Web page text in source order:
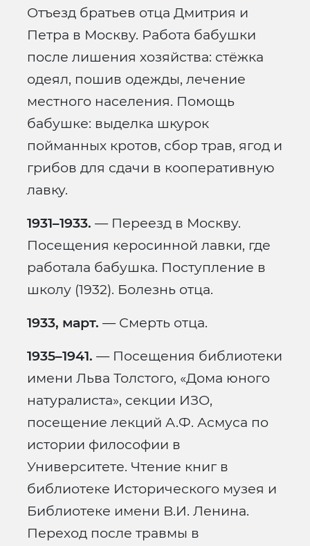
Отъезд братьев отца Дмитрия и
Петра в Москву. Работа бабушки
после лишения хозяйства: стёжка
одеял, пошив одежды, лечение
местного населения. Помощь
бабушке: выделка шкурок
пойманных кротов, сбор трав, ягод и
грибов для сдачи в кооперативную
лавку.
1931–1933. — Переезд в Москву.
Посещения керосинной лавки, где
работала бабушка. Поступление в
школу (1932). Болезнь отца.
1933, март. — Смерть отца.
1935–1941. — Посещения библиотеки
имени Льва Толстого, «Дома юного
натуралиста», секции ИЗО,
посещение лекций А.Ф. Асмуса по
истории философии в
Университете. Чтение книг в
библиотеке Исторического музея и
Библиотеке имени В.И. Ленина.
Переход после травмы в